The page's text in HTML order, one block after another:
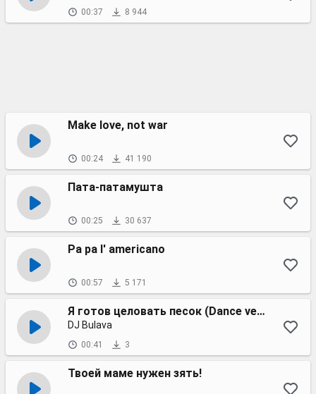
00:37 8 944
Make love, not war
00:24 41 190
Пата-патамушта
00:25 30 637
Pa pa l' americano
00:57 5 171
Я готов целовать песок (Dance version)
DJ Bulava
00:41 3
Твоей маме нужен зять!